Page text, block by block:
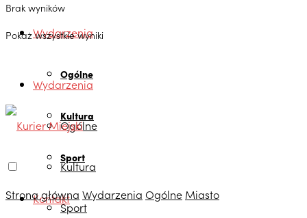
Brak wyników
Pokaż wszystkie wyniki
Wydarzenia
Ogólne
Kultura
Sport
Kontakt
Wydarzenia
Ogólne
Kultura
Sport
Strona główna Wydarzenia Ogólne Miasto